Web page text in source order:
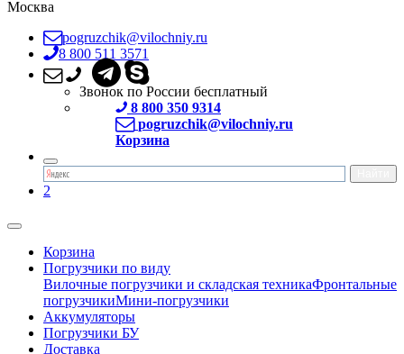
Москва
pogruzchik@vilochniy.ru
8 800 511 3571
Звонок по России бесплатный
8 800 350 9314
pogruzchik@vilochniy.ru
Корзина
2
Корзина
Погрузчики по виду
Вилочные погрузчики и складская техникаФронтальные
погрузчикиМини-погрузчики
Аккумуляторы
Погрузчики БУ
Доставка